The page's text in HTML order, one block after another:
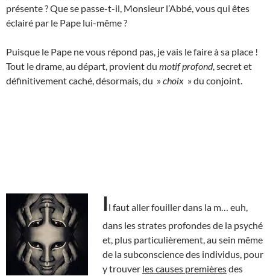
présente ? Que se passe-t-il, Monsieur l’Abbé, vous qui êtes
éclairé par le Pape lui-même ?
Puisque le Pape ne vous répond pas, je vais le faire à sa place !
Tout le drame, au départ, provient du motif profond, secret et
définitivement caché, désormais, du »choix » du conjoint.
Il faut aller fouiller dans la m… euh,
dans les strates profondes de la psyché
et, plus particulièrement, au sein même
de la subconscience des individus, pour
y trouver les causes premièresdes